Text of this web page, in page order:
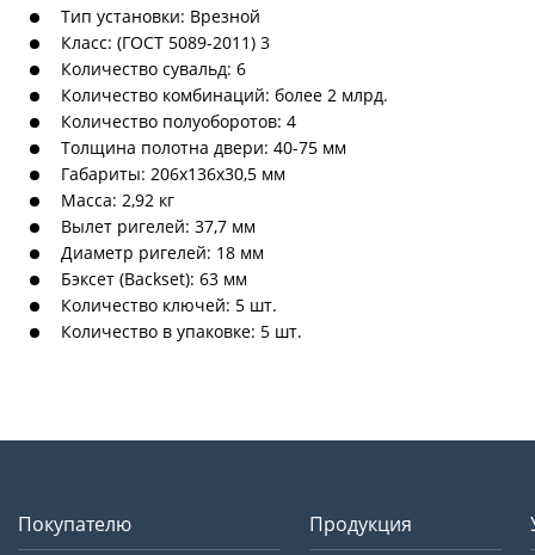
Тип установки: Врезной
Класс: (ГОСТ 5089-2011) 3
Количество сувальд: 6
Количество комбинаций: более 2 млрд.
Количество полуоборотов: 4
Толщина полотна двери: 40-75 мм
Габариты: 206x136x30,5 мм
Масса: 2,92 кг
Вылет ригелей: 37,7 мм
Диаметр ригелей: 18 мм
Бэксет (Backset): 63 мм
Количество ключей: 5 шт.
Количество в упаковке: 5 шт.
Покупателю Продукция